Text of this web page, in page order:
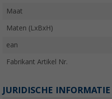
Maat
Maten (LxBxH)
ean
Fabrikant Artikel Nr.
JURIDISCHE INFORMATIE